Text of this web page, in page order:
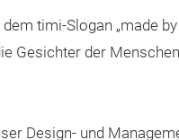
timi-Slogan „made
Gesichter der
Design- und